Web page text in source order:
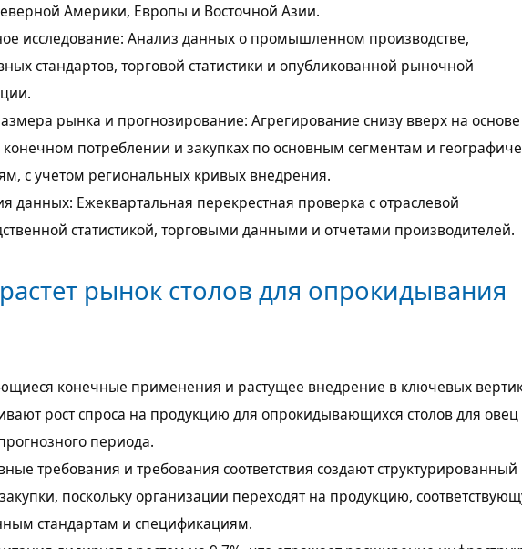
Америки, Европы и Восточной Азии.
исследование: Анализ данных о промышленном производстве,
стандартов, торговой статистики и опубликованной рыночной
рынка и прогнозирование: Агрегирование снизу вверх на основе
потреблении и закупках по основным сегментам и
с учетом региональных кривых внедрения.
данных: Ежеквартальная перекрестная проверка с отраслевой
статистикой, торговыми данными и отчетами производителей.
рынок столов для опрокидывания
конечные применения и растущее внедрение в ключевых
рост спроса на продукцию для опрокидывающихся столов для овец
периода.
требования и требования соответствия создают структурированный
поскольку организации переходят на продукцию,
стандартам и спецификациям.